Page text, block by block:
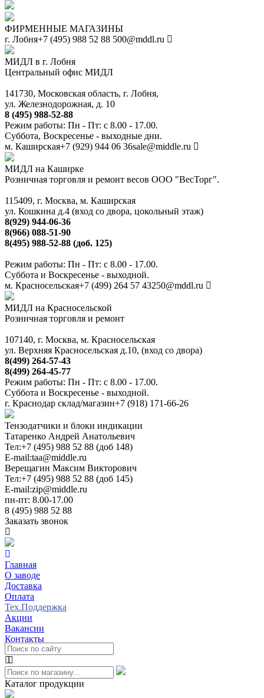
ФИРМЕННЫЕ МАГАЗИНЫ
г. Лобня+7 (495) 988 52 88 500@mddl.ru
МИДЛ в г. Лобня
Центральный офис МИДЛ
141730, Московская область, г. Лобня,
ул. Железнодорожная, д. 10
8 (495) 988-52-88
Режим работы: Пн - Пт: с 8.00 - 17.00.
Суббота, Воскресенье - выходные дни.
м. Каширская+7 (929) 944 06 36sale@middle.ru
МИДЛ на Каширке
Розничная торговля и ремонт весов ООО "ВесТорг".
115409, г. Москва, м. Каширская
ул. Кошкина д.4 (вход со двора, цокольный этаж)
8(929) 944-06-36
8(966) 088-51-90
8(495) 988-52-88 (доб. 125)
Режим работы: Пн - Пт: с 8.00 - 17.00.
Суббота и Воскресенье - выходной.
м. Красносельская+7 (499) 264 57 43250@mddl.ru
МИДЛ на Красносельской
Розничная торговля и ремонт
107140, г. Москва, м. Красносельская
ул. Верхняя Красносельская д.10, (вход со двора)
8(499) 264-57-43
8(499) 264-45-77
Режим работы: Пн - Пт: с 8.00 - 17.00.
Суббота и Воскресенье - выходной.
г. Краснодар склад/магазин+7 (918) 171-66-26
Тензодатчики и блоки индикации
Татаренко Андрей Анатольевич
Тел:+7 (495) 988 52 88 (доб 148)
E-mail:taa@middle.ru
Верещагин Максим Викторович
Тел:+7 (495) 988 52 88 (доб 145)
E-mail:zip@middle.ru
пн-пт: 8.00-17.00
8 (495) 988 52 88
Заказать звонок
Главная
О заводе
Доставка
Оплата
Тех.Поддержка
Акции
Вакансии
Контакты
Каталог продукции